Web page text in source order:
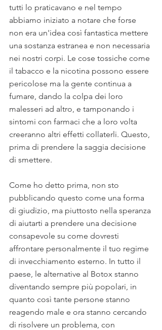
tutti lo praticavano e nel tempo
abbiamo iniziato a notare che forse
non era un'idea così fantastica mettere
una sostanza estranea e non necessaria
nei nostri corpi. Le cose tossiche come
il tabacco e la nicotina possono essere
pericolose ma la gente continua a
fumare, dando la colpa dei loro
malesseri ad altro, e tamponando i
sintomi con farmaci che a loro volta
creeranno altri effetti collaterli. Questo,
prima di prendere la saggia decisione
di smettere.
Come ho detto prima, non sto
pubblicando questo come una forma
di giudizio, ma piuttosto nella speranza
di aiutarti a prendere una decisione
consapevole su come dovresti
affrontare personalmente il tuo regime
di invecchiamento esterno. In tutto il
paese, le alternative al Botox stanno
diventando sempre più popolari, in
quanto così tante persone stanno
reagendo male e ora stanno cercando
di risolvere un problema, con